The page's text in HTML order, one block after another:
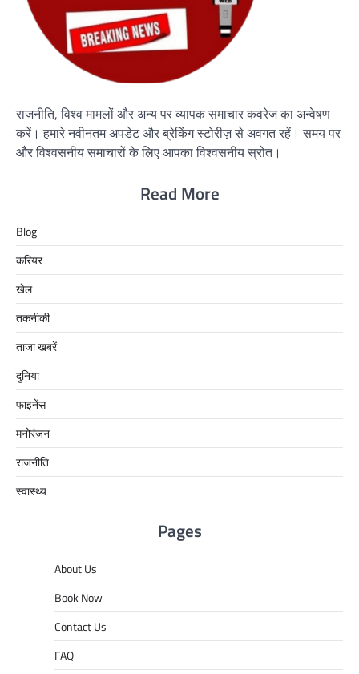
राजनीति, विश्व मामलों और अन्य पर व्यापक समाचार कवरेज का अन्वेषण
करें। हमारे नवीनतम अपडेट और ब्रेकिंग स्टोरीज़ से अवगत रहें। समय पर
और विश्वसनीय समाचारों के लिए आपका विश्वसनीय स्रोत।
Read More
Blog
करियर
खेल
तकनीकी
ताजा खबरें
दुनिया
फाइनेंस
मनोरंजन
राजनीति
स्वास्थ्य
Pages
About Us
Book Now
Contact Us
FAQ